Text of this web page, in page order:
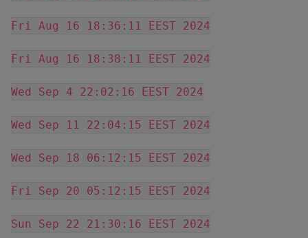
Fri Aug 16 18:36:11 EEST 2024
Fri Aug 16 18:38:11 EEST 2024
Wed Sep 4 22:02:16 EEST 2024
Wed Sep 11 22:04:15 EEST 2024
Wed Sep 18 06:12:15 EEST 2024
Fri Sep 20 05:12:15 EEST 2024
Sun Sep 22 21:30:16 EEST 2024